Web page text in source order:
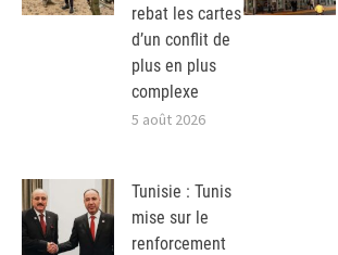
rebat les cartes
d’un conflit de
plus en plus
complexe
5 août 2026
Tunisie : Tunis
mise sur le
renforcement